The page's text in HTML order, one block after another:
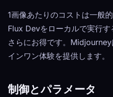
1画像あたりのコストは一般
Flux Devをローカルで実行
さらにお得です。
インワン体験を提供します。
制御とパラメータ